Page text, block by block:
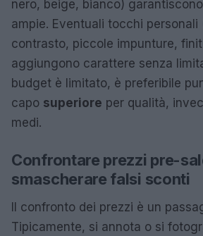
nero, beige, bianco)
ampie. Eventuali tocchi personali
contrasto, piccole impunture,
aggiungono carattere senza
budget è limitato, è preferibile
capo superiore per qualità,
medi.
Confrontare prezzi pre-
smascherare falsi sconti
Il confronto dei prezzi è un
Tipicamente, si annota o si